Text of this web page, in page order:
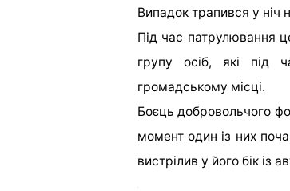
Випадок трапився у ніч
Під час патрулювання
групу осіб, які під
громадському місці.
Боєць добровольчого
момент один із них
вистрілив у його бік із